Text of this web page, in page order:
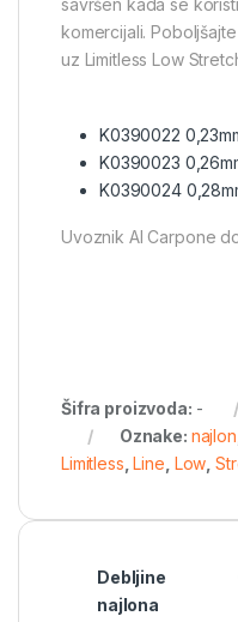
komercijali.
uz Limitless Low
K0390022
K0390023
K0390024
Uvoznik Al Carpone
Šifra proizvoda: -
Oznake: najlon
Limitless ,Line Low
Debljine
najlona